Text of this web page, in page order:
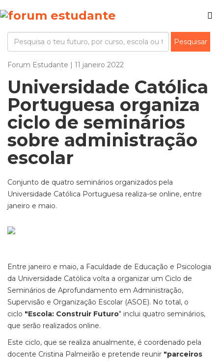
Forum Estudante | 11 janeiro 2022
Universidade Católica
Portuguesa organiza
ciclo de seminários
sobre administração
escolar
Conjunto de quatro seminários organizados pela
Universidade Católica Portuguesa realiza-se online, entre
janeiro e maio.
Entre janeiro e maio, a Faculdade de Educação e Psicologia
da Universidade Católica volta a organizar um Ciclo de
Seminários de Aprofundamento em Administração,
Supervisão e Organização Escolar (ASOE). No total, o
ciclo "Escola: Construir Futuro" inclui quatro seminários,
que serão realizados online.
Este ciclo, que se realiza anualmente, é coordenado pela
docente Cristina Palmeirão e pretende reunir "parceiros